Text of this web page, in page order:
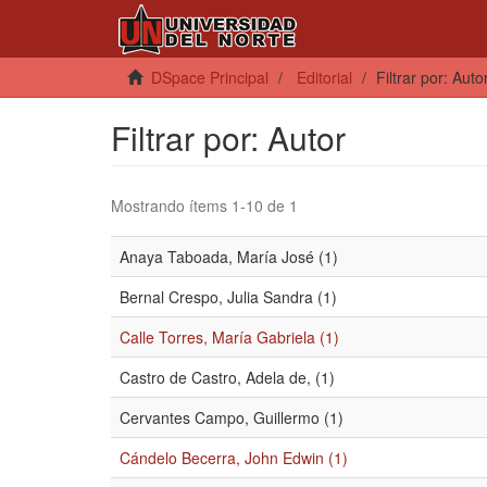
DSpace Principal Editorial Filtrar por:
Filtrar por: Autor
Mostrando ítems 1-10 de 1
Anaya Taboada, María José (1)
Bernal Crespo, Julia Sandra (1)
Calle Torres, María Gabriela (1)
Castro de Castro, Adela de, (1)
Cervantes Campo, Guillermo (1)
Cándelo Becerra, John Edwin (1)